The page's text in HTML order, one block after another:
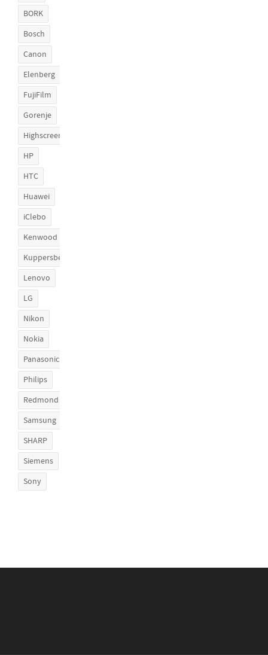
BORK
Bosch
Canon
Elenberg
FujiFilm
Gorenje
Highscreen
HP
HTC
Huawei
iClebo
Kenwood
Kuppersberg
Lenovo
LG
Nikon
Nokia
Panasonic
Philips
Redmond
Samsung
SHARP
Siemens
Sony